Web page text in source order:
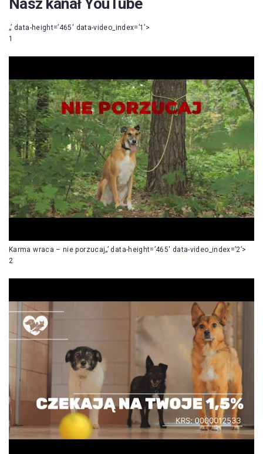
Nasz kanał YouTube
„’ data-height=’465′ data-video_index=’1’>
1
Karma wraca – nie porzucaj„’ data-height=’465′ data-video_index=’2’>
2